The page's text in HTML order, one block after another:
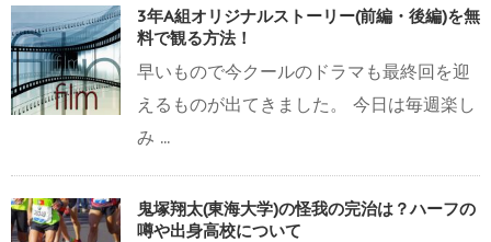
3年A組オリジナルストーリー(前編・後編)を無
料で観る方法！
早いもので今クールのドラマも最終回を迎
えるものが出てきました。 今日は毎週楽し
み ...
鬼塚翔太(東海大学)の怪我の完治は？ハーフの
噂や出身高校について